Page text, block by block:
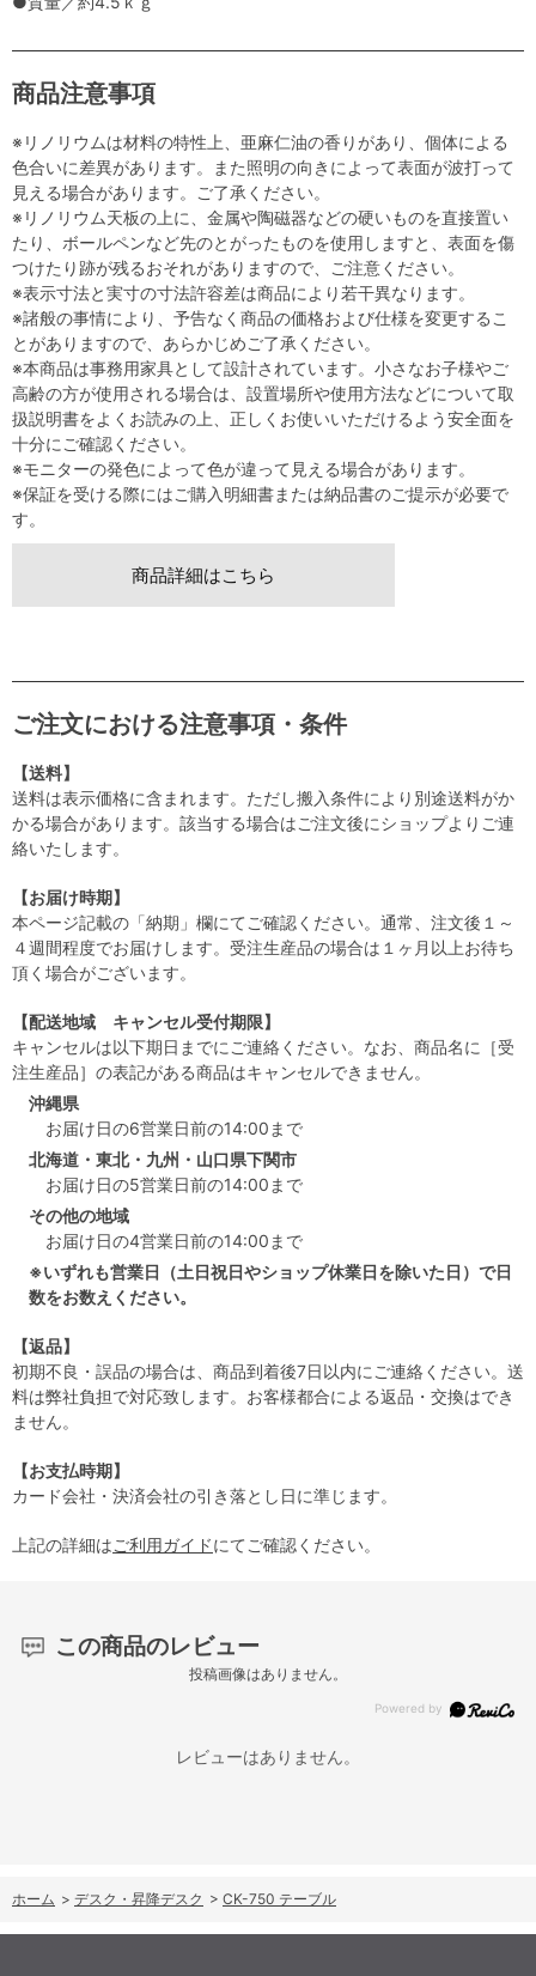
商品注意事項
※リノリウムは材料の特性上、亜麻仁油の香りがあり、個体による
色合いに差異があります。また照明の向きによって表面が波打って
見える場合があります。ご了承ください。
※リノリウム天板の上に、金属や陶磁器などの硬いものを直接置い
たり、ボールペンなど先のとがったものを使用しますと、表面を傷
つけたり跡が残るおそれがありますので、ご注意ください。
※表示寸法と実寸の寸法許容差は商品により若干異なります。
※諸般の事情により、予告なく商品の価格および仕様を変更するこ
とがありますので、あらかじめご了承ください。
※本商品は事務用家具として設計されています。小さなお子様やご
高齢の方が使用される場合は、設置場所や使用方法などについて取
扱説明書をよくお読みの上、正しくお使いいただけるよう安全面を
十分にご確認ください。
※モニターの発色によって色が違って見える場合があります。
※保証を受ける際にはご購入明細書または納品書のご提示が必要で
す。
商品詳細はこちら
ご注文における注意事項・条件
【送料】
送料は表示価格に含まれます。ただし搬入条件により別途送料がか
かる場合があります。該当する場合はご注文後にショップよりご連
絡いたします。
【お届け時期】
本ページ記載の「納期」欄にてご確認ください。通常、注文後１～
４週間程度でお届けします。受注生産品の場合は１ヶ月以上お待ち
頂く場合がございます。
【配送地域 キャンセル受付期限】
キャンセルは以下期日までにご連絡ください。なお、商品名に［受
注生産品］の表記がある商品はキャンセルできません。
沖縄県
お届け日の6営業日前の14:00まで
北海道・東北・九州・山口県下関市
お届け日の5営業日前の14:00まで
その他の地域
お届け日の4営業日前の14:00まで
※いずれも営業日（土日祝日やショップ休業日を除いた日）で日
数をお数えください。
【返品】
初期不良・誤品の場合は、商品到着後7日以内にご連絡ください。送
料は弊社負担で対応致します。お客様都合による返品・交換はでき
ません。
【お支払時期】
カード会社・決済会社の引き落とし日に準じます。
上記の詳細はご利用ガイドにてご確認ください。
この商品のレビュー
投稿画像はありません。
レビューはありません。
ホーム > デスク・昇降デスク > CK-750 テーブル